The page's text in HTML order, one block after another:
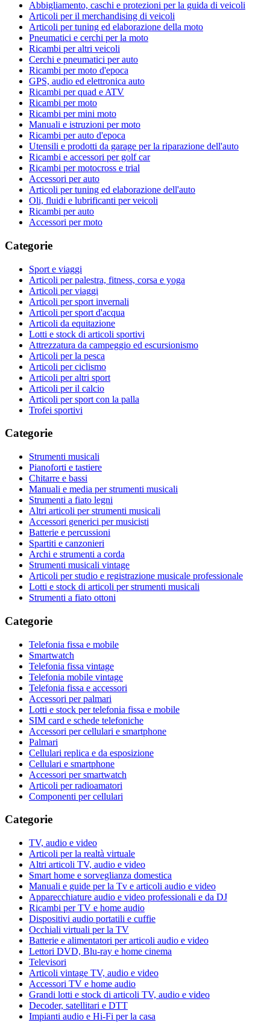
Abbigliamento, caschi e protezioni per la guida di veicoli
Articoli per il merchandising di veicoli
Articoli per tuning ed elaborazione della moto
Pneumatici e cerchi per la moto
Ricambi per altri veicoli
Cerchi e pneumatici per auto
Ricambi per moto d'epoca
GPS, audio ed elettronica auto
Ricambi per quad e ATV
Ricambi per moto
Ricambi per mini moto
Manuali e istruzioni per moto
Ricambi per auto d'epoca
Utensili e prodotti da garage per la riparazione dell'auto
Ricambi e accessori per golf car
Ricambi per motocross e trial
Accessori per auto
Articoli per tuning ed elaborazione dell'auto
Oli, fluidi e lubrificanti per veicoli
Ricambi per auto
Accessori per moto
Categorie
Sport e viaggi
Articoli per palestra, fitness, corsa e yoga
Articoli per viaggi
Articoli per sport invernali
Articoli per sport d'acqua
Articoli da equitazione
Lotti e stock di articoli sportivi
Attrezzatura da campeggio ed escursionismo
Articoli per la pesca
Articoli per ciclismo
Articoli per altri sport
Articoli per il calcio
Articoli per sport con la palla
Trofei sportivi
Categorie
Strumenti musicali
Pianoforti e tastiere
Chitarre e bassi
Manuali e media per strumenti musicali
Strumenti a fiato legni
Altri articoli per strumenti musicali
Accessori generici per musicisti
Batterie e percussioni
Spartiti e canzonieri
Archi e strumenti a corda
Strumenti musicali vintage
Articoli per studio e registrazione musicale professionale
Lotti e stock di articoli per strumenti musicali
Strumenti a fiato ottoni
Categorie
Telefonia fissa e mobile
Smartwatch
Telefonia fissa vintage
Telefonia mobile vintage
Telefonia fissa e accessori
Accessori per palmari
Lotti e stock per telefonia fissa e mobile
SIM card e schede telefoniche
Accessori per cellulari e smartphone
Palmari
Cellulari replica e da esposizione
Cellulari e smartphone
Accessori per smartwatch
Articoli per radioamatori
Componenti per cellulari
Categorie
TV, audio e video
Articoli per la realtà virtuale
Altri articoli TV, audio e video
Smart home e sorveglianza domestica
Manuali e guide per la Tv e articoli audio e video
Apparecchiature audio e video professionali e da DJ
Ricambi per TV e home audio
Dispositivi audio portatili e cuffie
Occhiali virtuali per la TV
Batterie e alimentatori per articoli audio e video
Lettori DVD, Blu-ray e home cinema
Televisori
Articoli vintage TV, audio e video
Accessori TV e home audio
Grandi lotti e stock di articoli TV, audio e video
Decoder, satellitari e DTT
Impianti audio e Hi-Fi per la casa